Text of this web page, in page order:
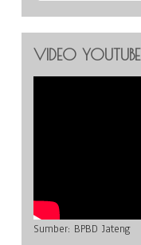
VIDEO YOUTUBE
Sumber: BPBD Jateng